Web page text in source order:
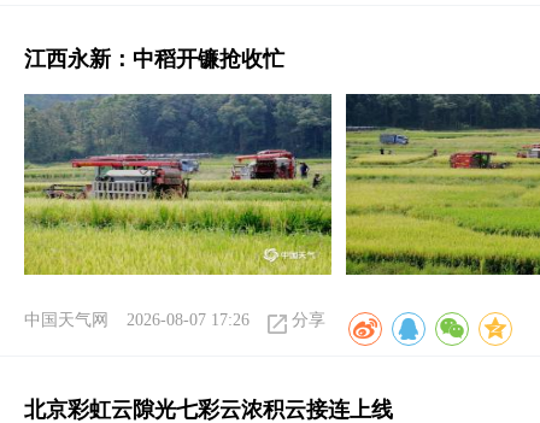
江西永新：中稻开镰抢收忙
中国天气网 2026-08-07 17:26 分享
北京彩虹云隙光七彩云浓积云接连上线